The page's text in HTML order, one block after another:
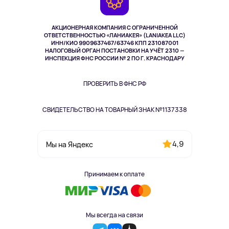
АКЦИОНЕРНАЯ КОМПАНИЯ С ОГРАНИЧЕННОЙ
ОТВЕТСТВЕННОСТЬЮ «ЛАНИАКЕЯ» (LANIAKEA LLC)
ИНН/КИО 9909637467/63746 КПП 231087001
НАЛОГОВЫЙ ОРГАН ПОСТАНОВКИ НА УЧЁТ 2310 —
ИНСПЕКЦИЯ ФНС РОССИИ № 2 ПО Г. КРАСНОДАРУ
ПРОВЕРИТЬ В ФНС РФ
СВИДЕТЕЛЬСТВО НА ТОВАРНЫЙ ЗНАК №1137338
Мы на Яндекс 4,9
Принимаем к оплате
Мы всегда на связи
Здоровье питомцев
Одежда и аксессуары